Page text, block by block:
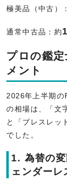
極美品（中古）
通常中古品：約
プロの鑑
メント
2026年上半期の
の相場は、「文
と「ブレスレッ
でした。
1. 為替の
ェンダーレ